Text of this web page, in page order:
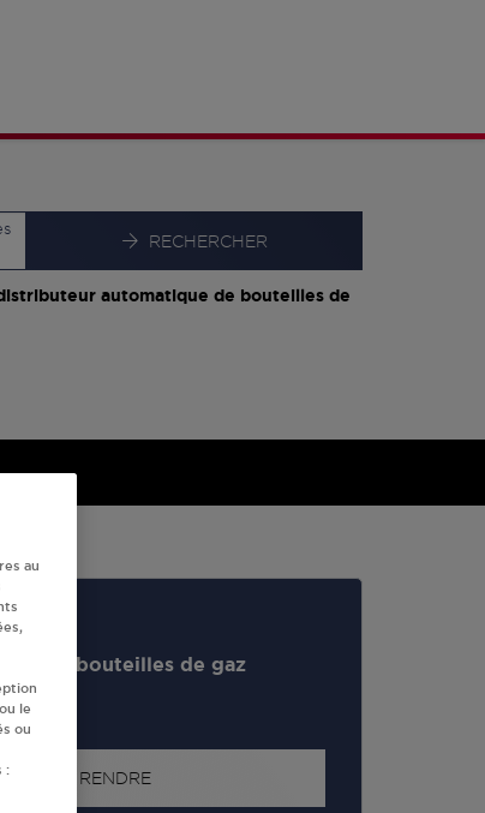
RECHERCHER
automatique de bouteilles de
de bouteilles de gaz
S'Y RENDRE
au
le
ou
: